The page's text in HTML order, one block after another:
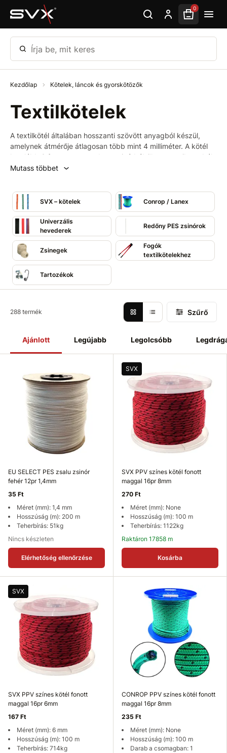
Ugrás az oldal fő részéhez 0
Írja be, mit keres
Kezdőlap Kötelek, láncok és gyorskötözők
Textilkötelek
A textilkötél általában hosszanti szövött anyagból készül,
amelynek átmérője átlagosan több mint 4 milliméter. A kötél
legalább 3 fonott vagy sodrott zsinórból, illetve textil magból
áll, amelyet fonott vagy műanyag borítás vesz körül. A
építőiparban, gépiparban és sportban alkalmazzák, de
dekorációs célokra is használható. Kínálatunkban
megtalálhatók polipropilén kötelek (PP), nagy szilárdságú
polipropilén szálból készült kötelek (PPV), poliészter kötelek
(PES), poliamid kötelek (PA), juta kötelek, textilkötél
kiegészítők és még sok más.
Mutass többet
SVX – kötelek Conrop / Lanex
Univerzális
hevederek
Redőny PES zsinórok
Zsinegek
Fogók
textilkötelekhez
Tartozékok
Ajánlott Legújabb Legolcsóbb
288 termék Szűrő
EU SELECT PES zsalu zsinór
fehér 12pr 1,4mm
35 Ft
Méret (mm): 1,4 mm
Hosszúság (m): 200 m
Teherbírás: 51kg
Nincs készleten
Elérhetőség ellenőrzése
SVX
SVX PPV színes kötél fonott
maggal 16pr 8mm
270 Ft
Méret (mm): None
Hosszúság (m): 100 m
Teherbírás: 1122kg
Raktáron 17858 m
Kosárba
SVX
SVX PPV színes kötél fonott
maggal 16pr 6mm
167 Ft
Méret (mm): 6 mm
Hosszúság (m): 100 m
Teherbírás: 714kg
CONROP PPV színes kötél fonott
maggal 16pr 8mm
235 Ft
Méret (mm): None
Hosszúság (m): 100 m
Darab a csomagban: 1